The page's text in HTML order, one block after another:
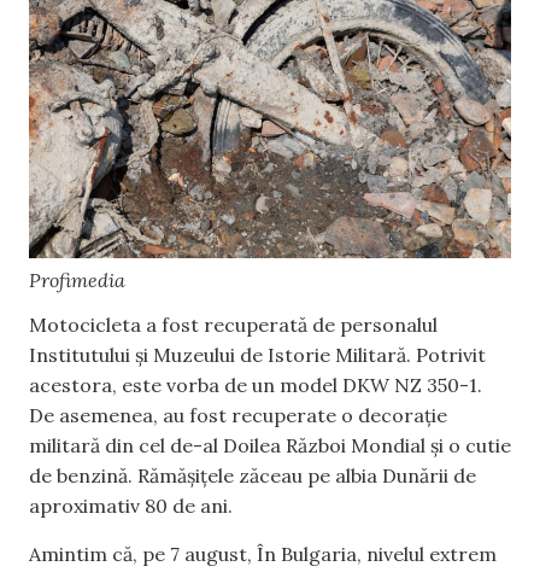
Profimedia
Motocicleta a fost recuperată de personalul
Institutului și Muzeului de Istorie Militară. Potrivit
acestora, este vorba de un model DKW NZ 350-1.
De asemenea, au fost recuperate o decorație
militară din cel de-al Doilea Război Mondial și o cutie
de benzină. Rămășițele zăceau pe albia Dunării de
aproximativ 80 de ani.
Amintim că, pe 7 august, În Bulgaria, nivelul extrem